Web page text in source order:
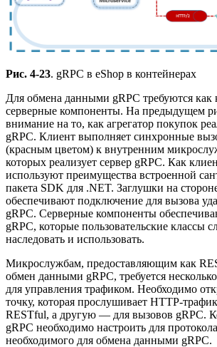
Рис. 4-23. gRPC в eShop в контейнерах
Для обмена данными gRPC требуются как
серверные компоненты. На предыдущем
внимание на то, как агрегатор покупок
gRPC. Клиент выполняет синхронные
(красным цветом) к внутренним
которых реализует сервер gRPC. Как
используют преимущества встроенной
пакета SDK для .NET. Заглушки на
обеспечивают подключение для вызова
gRPC. Серверные компоненты
gRPC, которые пользовательские классы
наследовать и использовать.
Микрослужбам, предоставляющим как
обмен данными gRPC, требуется
для управления трафиком. Необходимо
точку, которая прослушивает HTTP-
RESTful, а другую — для вызовов gRPC.
gRPC необходимо настроить для
необходимого для обмена данными gRPC.